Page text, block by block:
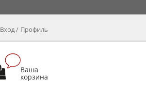
Вход Профиль
Ваша
корзина